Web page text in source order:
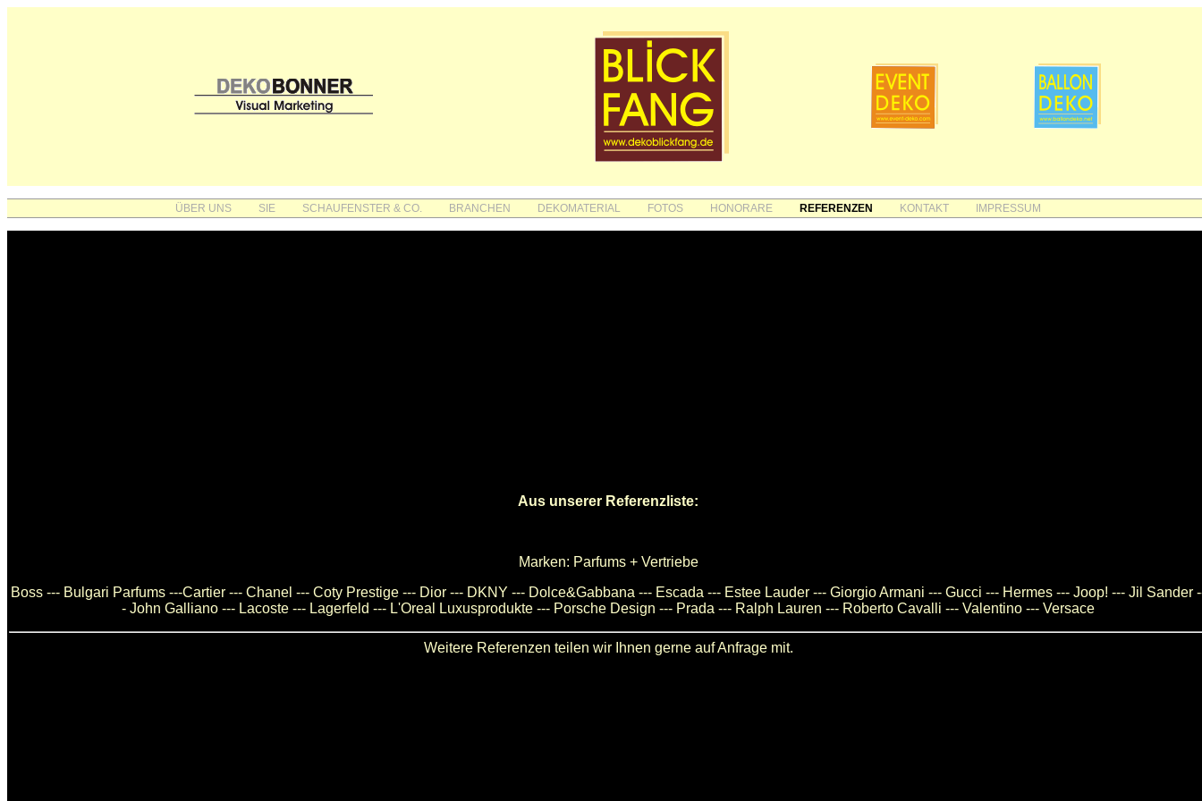
ÜBER UNS SIE SCHAUFENSTER & CO. BRANCHEN DEKOMATERIAL FOTOS HONORARE REFERENZEN KONTAKT IMPRESSUM
Aus unserer Referenzliste:
Marken: Parfums + Vertriebe
Boss --- Bulgari Parfums ---Cartier --- Chanel --- Coty Prestige --- Dior --- DKNY --- Dolce&Gabbana --- Escada --- Estee Lauder --- Giorgio Armani --- Gucci --- Hermes --- Joop! --- Jil Sander
- John Galliano --- Lacoste --- Lagerfeld --- L'Oreal Luxusprodukte --- Porsche Design --- Prada --- Ralph Lauren --- Roberto Cavalli --- Valentino --- Versace
Weitere Referenzen teilen wir Ihnen gerne auf Anfrage mit.